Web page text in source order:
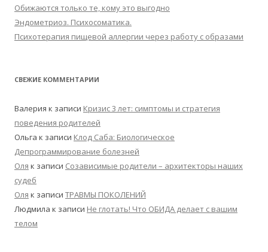
Обижаются только те, кому это выгодно
Эндометриоз. Психосоматика.
Психотерапия пищевой аллергии через работу с образами
СВЕЖИЕ КОММЕНТАРИИ
Валерия к записи Кризис 3 лет: симптомы и стратегия
поведения родителей
Ольга к записи Клод Саба: Биологическое
Депрограммирование болезней
Оля к записи Созависимые родители – архитекторы наших
судеб
Оля к записи ТРАВМЫ ПОКОЛЕНИЙ
Людмила к записи Не глотать! Что ОБИДА делает с вашим
телом